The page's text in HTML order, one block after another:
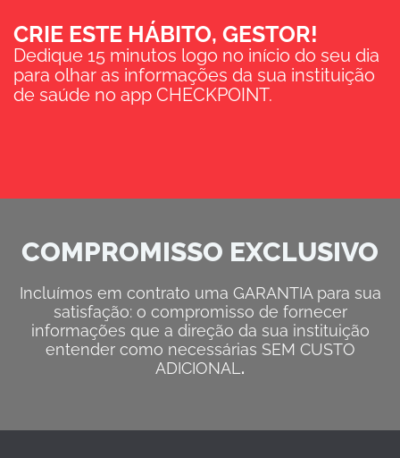
CRIE ESTE HÁBITO, GESTOR!
Dedique 15 minutos logo no início do seu dia
para olhar as informações da sua instituição
de saúde no app CHECKPOINT.
COMPROMISSO EXCLUSIVO
Incluímos em contrato uma GARANTIA para sua
satisfação: o compromisso de fornecer
informações que a direção da sua instituição
entender como necessárias SEM CUSTO
ADICIONAL .